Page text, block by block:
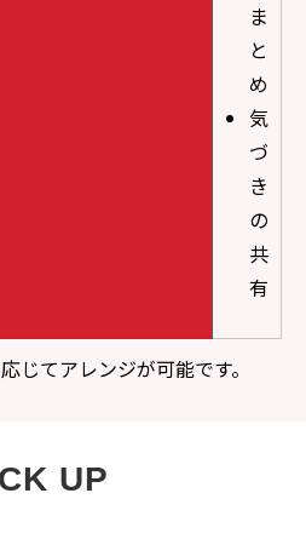
ま
と
め
気
づ
き
の
共
有
じてアレンジが可能です。
UP